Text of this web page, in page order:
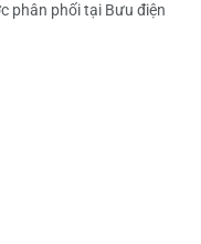
phân phối tại Bưu điện